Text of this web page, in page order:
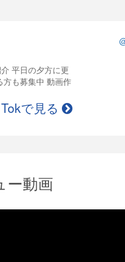
平日の夕方に更
方も募集中 動画作
で見る
ー動画